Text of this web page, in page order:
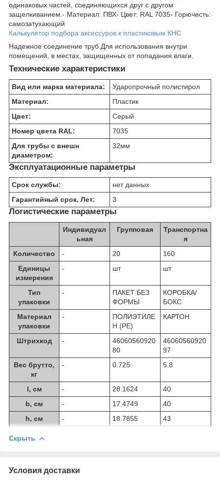
одинаковых частей, соединяющихся друг с другом
защелкиванием.- Материал: ПВХ- Цвет: RAL 7035- Горючесть:
самозатухающий
Калькулятор подбора аксессуров к пластиковым КНС
Надежное соединение труб.Для использования внутри
помещений, в местах, защищенных от попадания влаги.
Технические характеристики
Вид или марка материала:
Ударопрочный полистирол
Материал:
Пластик
Цвет:
Серый
Номер цвета RAL:
7035
Для трубы с внешн
диаметром:
32мм
Эксплуатационные параметры
Срок службы:
нет данных
Гарантийный срок, Лет:
3
Логистические параметры
Индивидуал
ьная
Групповая
Транспортна
я
Количество
- 20
160
Единицы
измерения
- шт шт
Тип
упаковки
-
ПАКЕТ БЕЗ
ФОРМЫ
КОРОБКА/
БОКС
Материал
упаковки
-
ПОЛИЭТИЛЕ
Н (PE)
КАРТОН
Штрихкод -
46060560920
80
46060560920
97
Вес брутто,
кг
- 0.725 5.8
l, см - 28.1624
40
b, см
- 17.4749
40
h, см
- 18.7855 43
Скрыть
Условия доставки